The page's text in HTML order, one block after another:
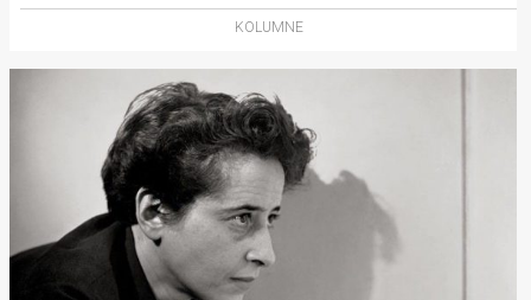
KOLUMNE